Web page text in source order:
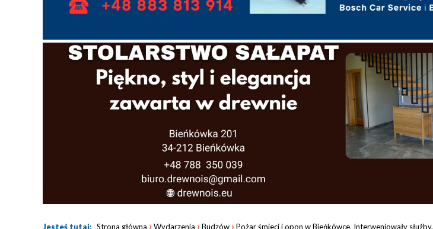
Jesteś tutaj: Strona główna › Wydarzenia › Budzów › Pożar śmieci i opon w Bieńkówce. Interweniowały służby.